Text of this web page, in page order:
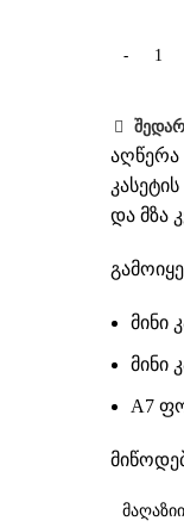
აღწერა
და მზა
მინი
მინი
A7